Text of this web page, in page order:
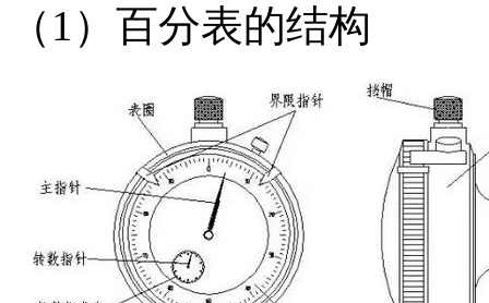
（1）百分表的结构